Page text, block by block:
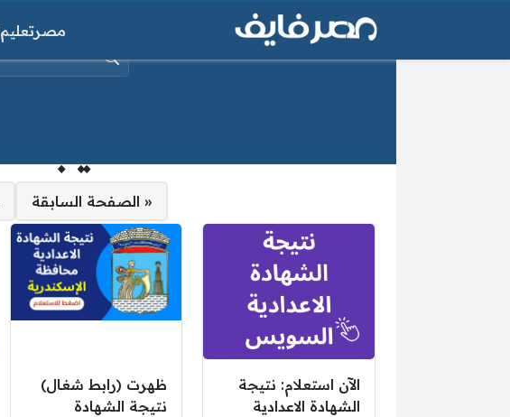
مصرتعليم
« الصفحة السابقة
الآن استعلام: نتيجة
الشهادة الاعدادية
ظهرت (رابط شغال)
نتيجة الشهادة